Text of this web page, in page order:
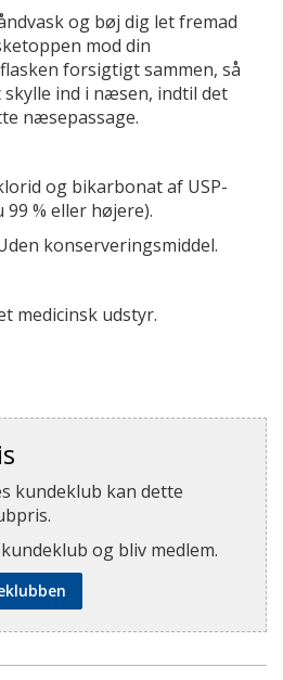
og bøj dig let fremad
mod din
forsigtigt sammen, så
ind i næsen, indtil det
næsepassage.
og bikarbonat af USP-
% eller højere).
konserveringsmiddel.
medicinsk udstyr.
kundeklub kan dette
og bliv medlem.